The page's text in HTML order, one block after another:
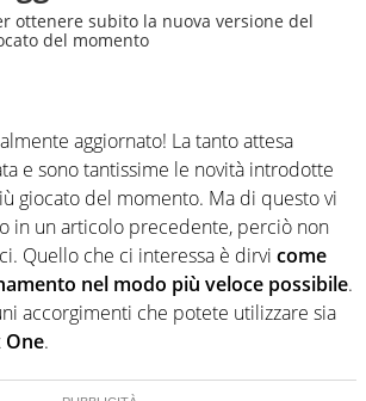
ottenere subito la nuova versione del
del momento
aggiornato! La tanto attesa
e sono tantissime le novità introdotte
giocato del momento. Ma di questo vi
in un articolo precedente, perciò non
Quello che ci interessa è dirvi come
nel modo più veloce possibile.
accorgimenti che potete utilizzare sia
One.